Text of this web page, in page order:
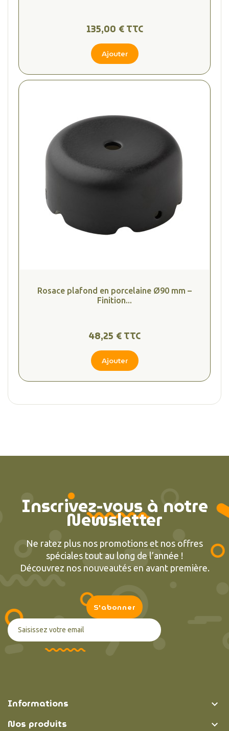
135,00 € TTC
Ajouter
Rosace plafond en porcelaine Ø90 mm –
Finition...
48,25 € TTC
Ajouter
Inscrivez-vous à notre
Newsletter
Ne ratez plus nos promotions et nos offres
spéciales tout au long de l’année !
Découvrez nos nouveautés en avant première.
Informations 
Nos produits 